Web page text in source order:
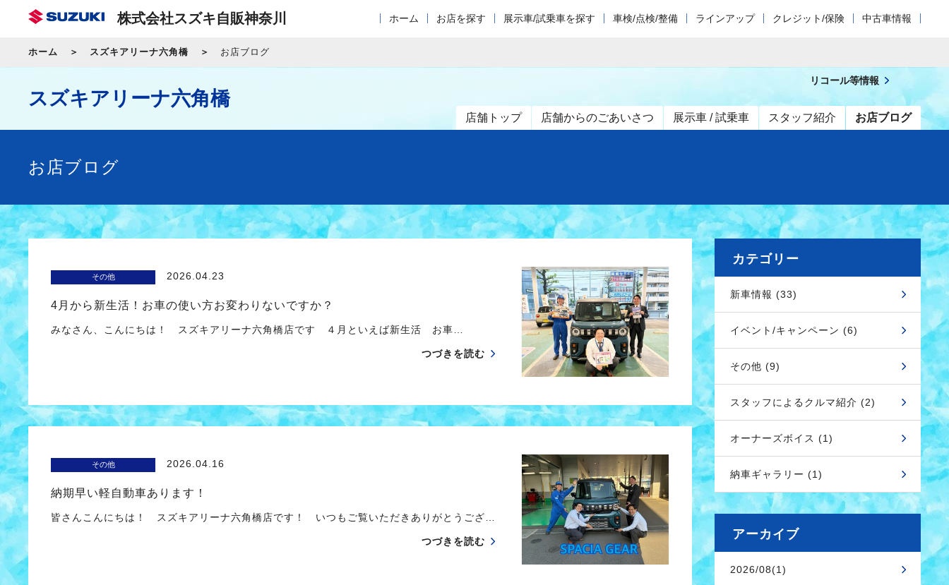
株式会社スズキ自販神奈川 ホーム お店を探す 展示車/試乗車を探す 車検/点検/整備 ラインアップ クレジット/保険 中古車情報
ホーム スズキアリーナ六角橋 お店ブログ
スズキアリーナ六角橋
店舗トップ 店舗からのごあいさつ 展示車 / 試乗車 スタッフ紹介 お店ブログ
リコール等情報
お店ブログ
その他 2026.04.23
4月から新生活！お車の使い方お変わりないですか？
みなさん、こんにちは！ スズキアリーナ六角橋店です ４月といえば新生活 お車…
つづきを読む
その他 2026.04.16
納期早い軽自動車あります！
皆さんこんにちは！ スズキアリーナ六角橋店です！ いつもご覧いただきありがとうござ…
つづきを読む
カテゴリー
新車情報 (33)
イベント/キャンペーン (6)
その他 (9)
スタッフによるクルマ紹介 (2)
オーナーズボイス (1)
納車ギャラリー (1)
アーカイブ
2026/08(1)